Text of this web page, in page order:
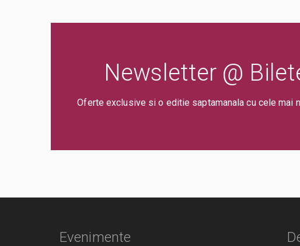
Newsletter @
Oferte exclusive si o editie saptamanala cu cele mai
Evenimente